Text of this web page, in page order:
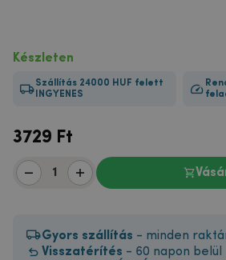
Készleten
Szállítás 24000 HUF felett
INGYENES
3729 Ft
Gyors szállítás - minden
Visszatérítés - 60 napon belül